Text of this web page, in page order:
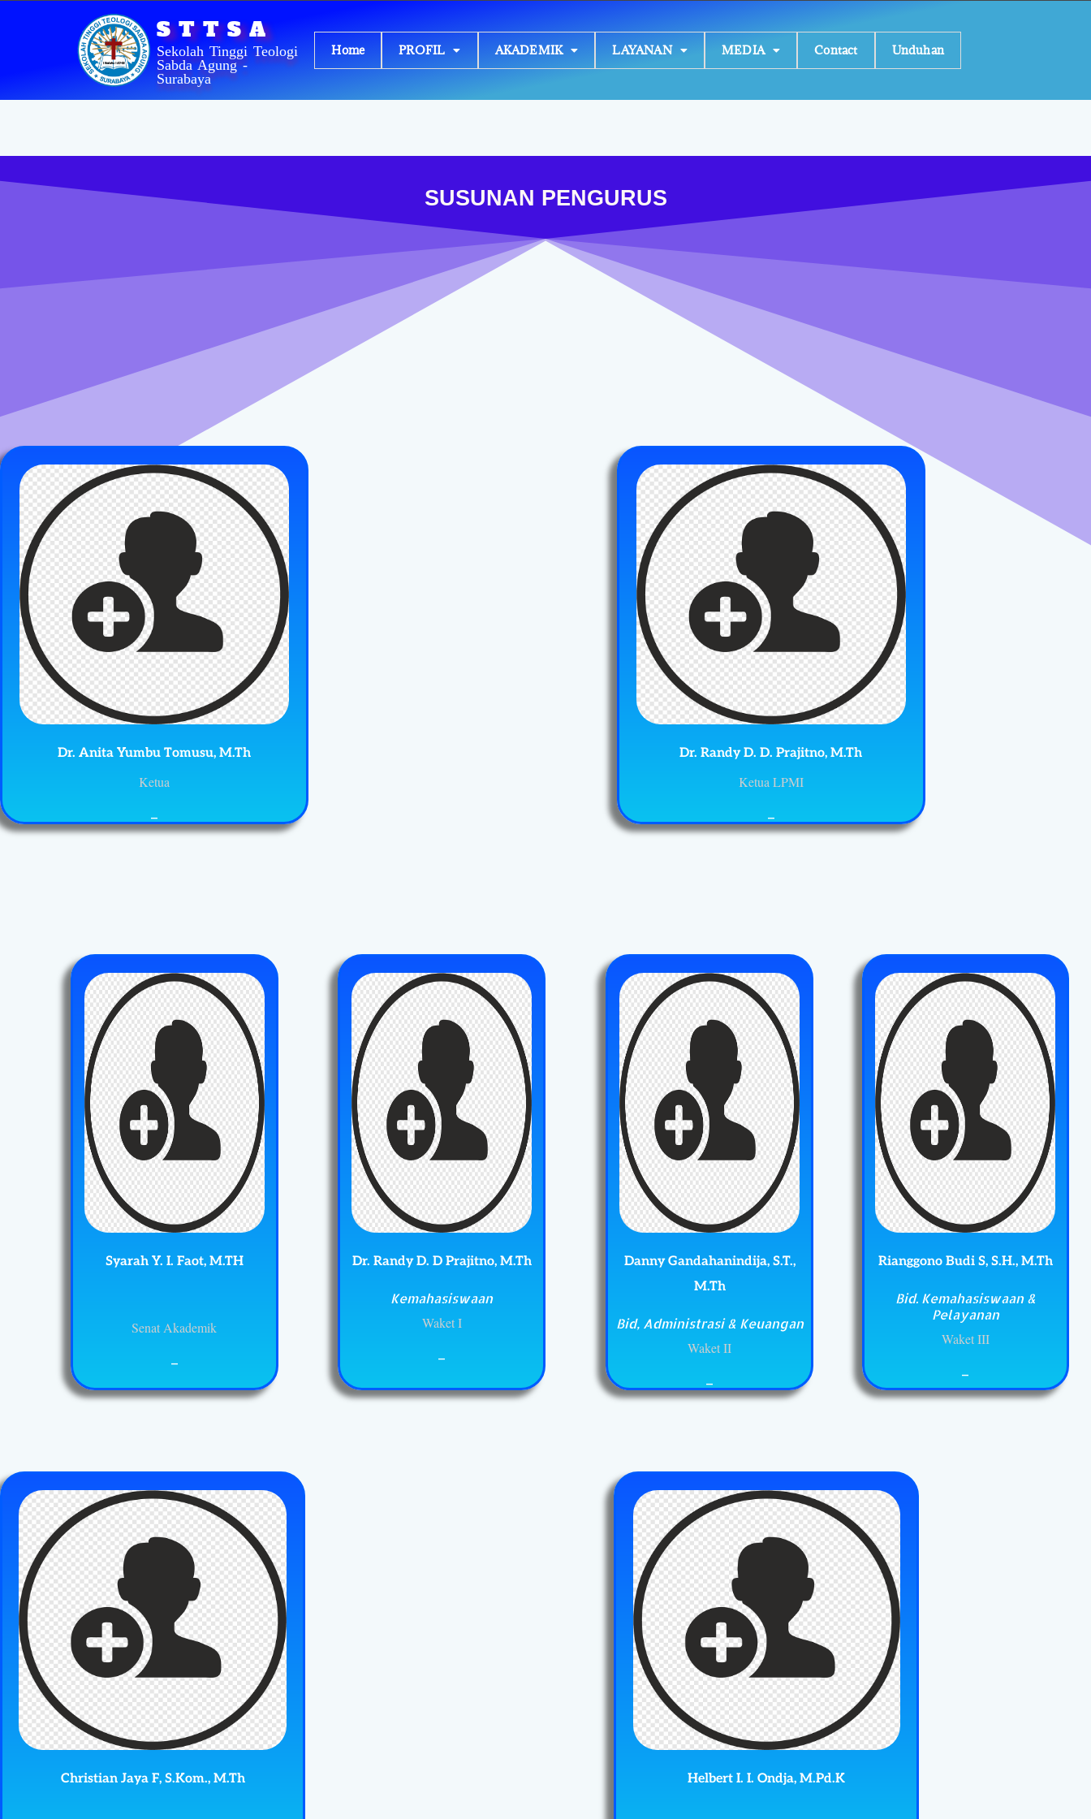
STTSA
Sekolah Tinggi Teologi
Sabda Agung -
Surabaya
Home PROFIL AKADEMIK LAYANAN MEDIA Contact Unduhan
SUSUNAN PENGURUS
Dr. Anita Yumbu Tomusu, M.Th
Ketua
_
Dr. Randy D. D. Prajitno, M.Th
Ketua LPMI
_
Syarah Y. I. Faot, M.TH
Senat Akademik
_
Dr. Randy D. D Prajitno, M.Th
Kemahasiswaan
Waket I
_
Danny Gandahanindija, S.T.,
M.Th
Bid, Administrasi & Keuangan
Waket II
_
Rianggono Budi S, S.H., M.Th
Bid. Kemahasiswaan &
Pelayanan
Waket III
_
Christian Jaya F, S.Kom., M.Th Helbert I. I. Ondja, M.Pd.K